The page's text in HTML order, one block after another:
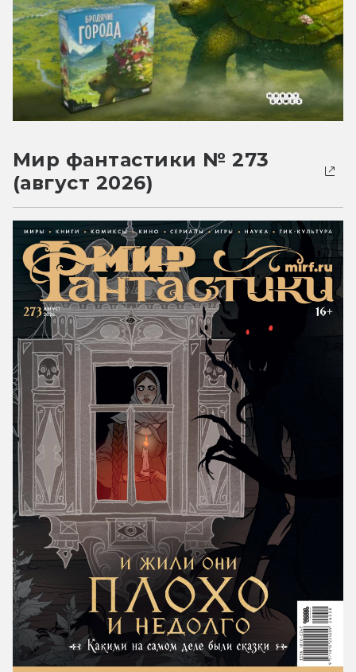
Мир фантастики № 273
(август 2026)